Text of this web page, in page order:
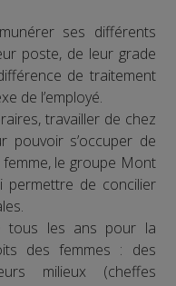
ses différents
poste, de leur grade
de traitement
de l’employé.
travailler de chez
pouvoir s’occuper de
le groupe Mont
permettre de concilier
tous les ans pour la
des femmes : des
milieux (cheffes